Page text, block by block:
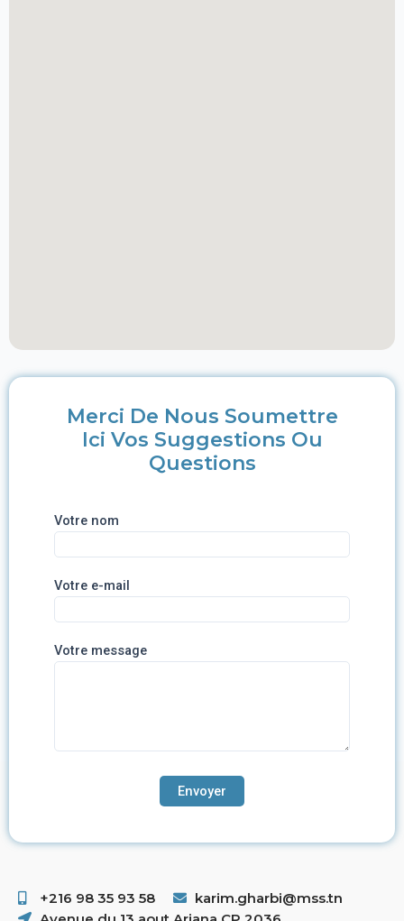
Merci De Nous Soumettre
Ici Vos Suggestions Ou
Questions
Votre nom
Votre e-mail
Votre message
+216 98 35 93 58 ​
karim.gharbi@mss.tn